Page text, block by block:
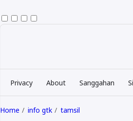
Privacy About Sanggahan
Home info gtk tamsil